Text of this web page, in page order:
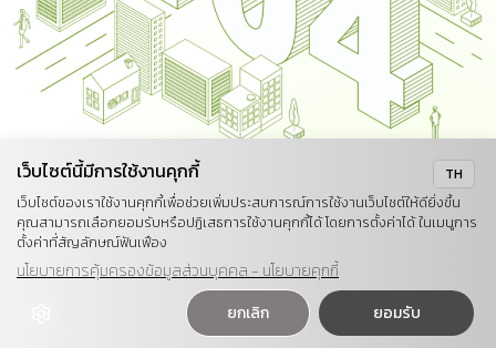
TH
เว็บไซต์นี้มีการใช้งานคุกกี้
เว็บไซต์ของเราใช้งานคุกกี้เพื่อช่วยเพิ่มประสบการณ์การใช้งานเว็บไซต์ให้ดียิ่งขึ้น
คุณสามารถเลือกยอมรับหรือปฏิเสธการใช้งานคุกกี้ได้ โดยการตั้งค่าได้ ในเมนูการ
ตั้งค่าที่สัญลักษณ์ฟันเฟือง
นโยบายการคุ้มครองข้อมูลส่วนบุคคล - นโยบายคุกกี้
ยกเลิก
ยอมรับ